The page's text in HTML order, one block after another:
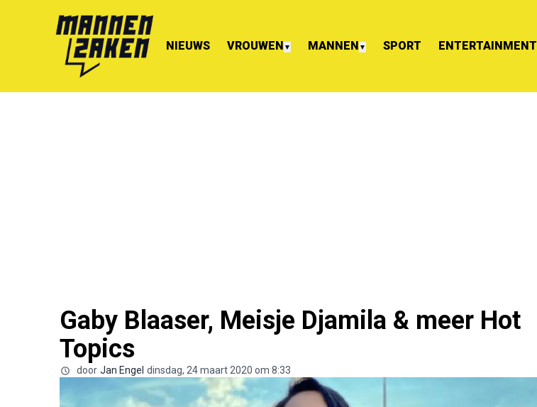
NIEUWS VROUWEN ▼ MANNEN ▼ SPORT ENTERTAINMENT
Gaby Blaaser, Meisje Djamila & meer Hot
Topics
door Jan Engel dinsdag, 24 maart 2020 om 8:33